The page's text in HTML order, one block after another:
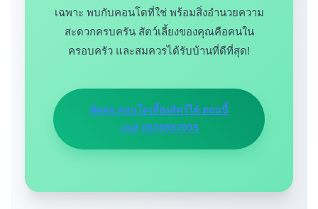
เฉพาะ พบกับคอนโดที่ใช่ พร้อมสิ่งอำนวยความ
สะดวกครบครัน สัตว์เลี้ยงของคุณคือคนใน
ครอบครัว และสมควรได้รับบ้านที่ดีที่สุด!
ติดต่อ คอนโดเลี้ยงสัตว์ได้ ตอนนี้
เลย! 0639897935